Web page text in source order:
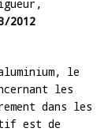
2012
le
les
dans les
est de